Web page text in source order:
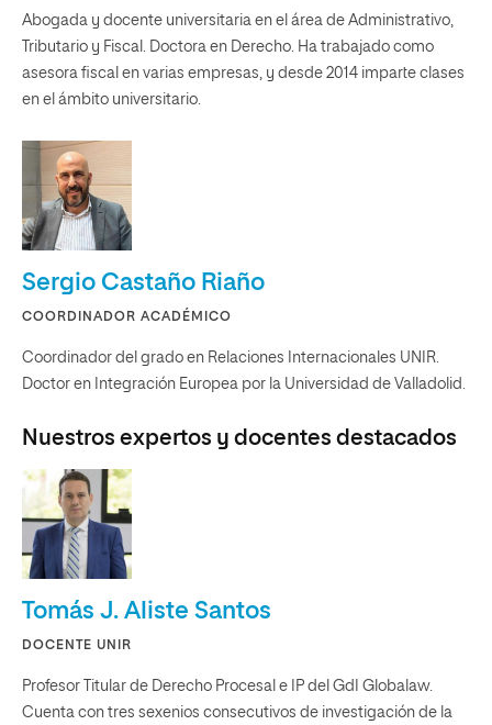
Abogada y docente universitaria en el área de Administrativo,
Tributario y Fiscal. Doctora en Derecho. Ha trabajado como
asesora fiscal en varias empresas, y desde 2014 imparte clases
en el ámbito universitario.
Sergio Castaño Riaño
COORDINADOR ACADÉMICO
Coordinador del grado en Relaciones Internacionales UNIR.
Doctor en Integración Europea por la Universidad de Valladolid.
Nuestros expertos y docentes destacados
Tomás J. Aliste Santos
DOCENTE UNIR
Profesor Titular de Derecho Procesal e IP del GdI Globalaw.
Cuenta con tres sexenios consecutivos de investigación de la